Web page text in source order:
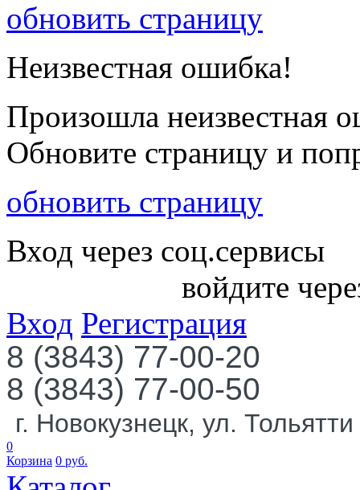
обновить страницу
Неизвестная ошибка!
Произошла неизвестная
Обновите страницу и
обновить страницу
Вход через соц.сервисы
войдите
Вход Регистрация
8 (3843) 77-00-20
8 (3843) 77-00-50
г. Новокузнецк, ул.
0
Корзина 0 руб.